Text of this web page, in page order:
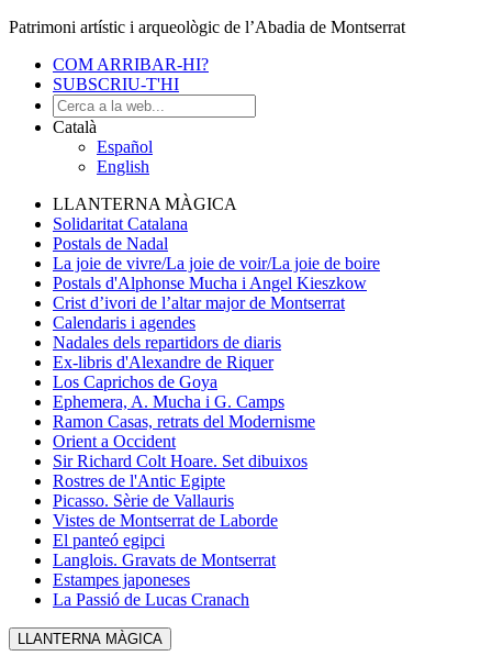
Patrimoni artístic i arqueològic de l’Abadia de Montserrat
COM ARRIBAR-HI?
SUBSCRIU-T'HI
Català
Español
English
LLANTERNA MÀGICA
Solidaritat Catalana
Postals de Nadal
La joie de vivre/La joie de voir/La joie de boire
Postals d'Alphonse Mucha i Angel Kieszkow
Crist d’ivori de l’altar major de Montserrat
Calendaris i agendes
Nadales dels repartidors de diaris
Ex-libris d'Alexandre de Riquer
Los Caprichos de Goya
Ephemera, A. Mucha i G. Camps
Ramon Casas, retrats del Modernisme
Orient a Occident
Sir Richard Colt Hoare. Set dibuixos
Rostres de l'Antic Egipte
Picasso. Sèrie de Vallauris
Vistes de Montserrat de Laborde
El panteó egipci
Langlois. Gravats de Montserrat
Estampes japoneses
La Passió de Lucas Cranach
LLANTERNA MÀGICA